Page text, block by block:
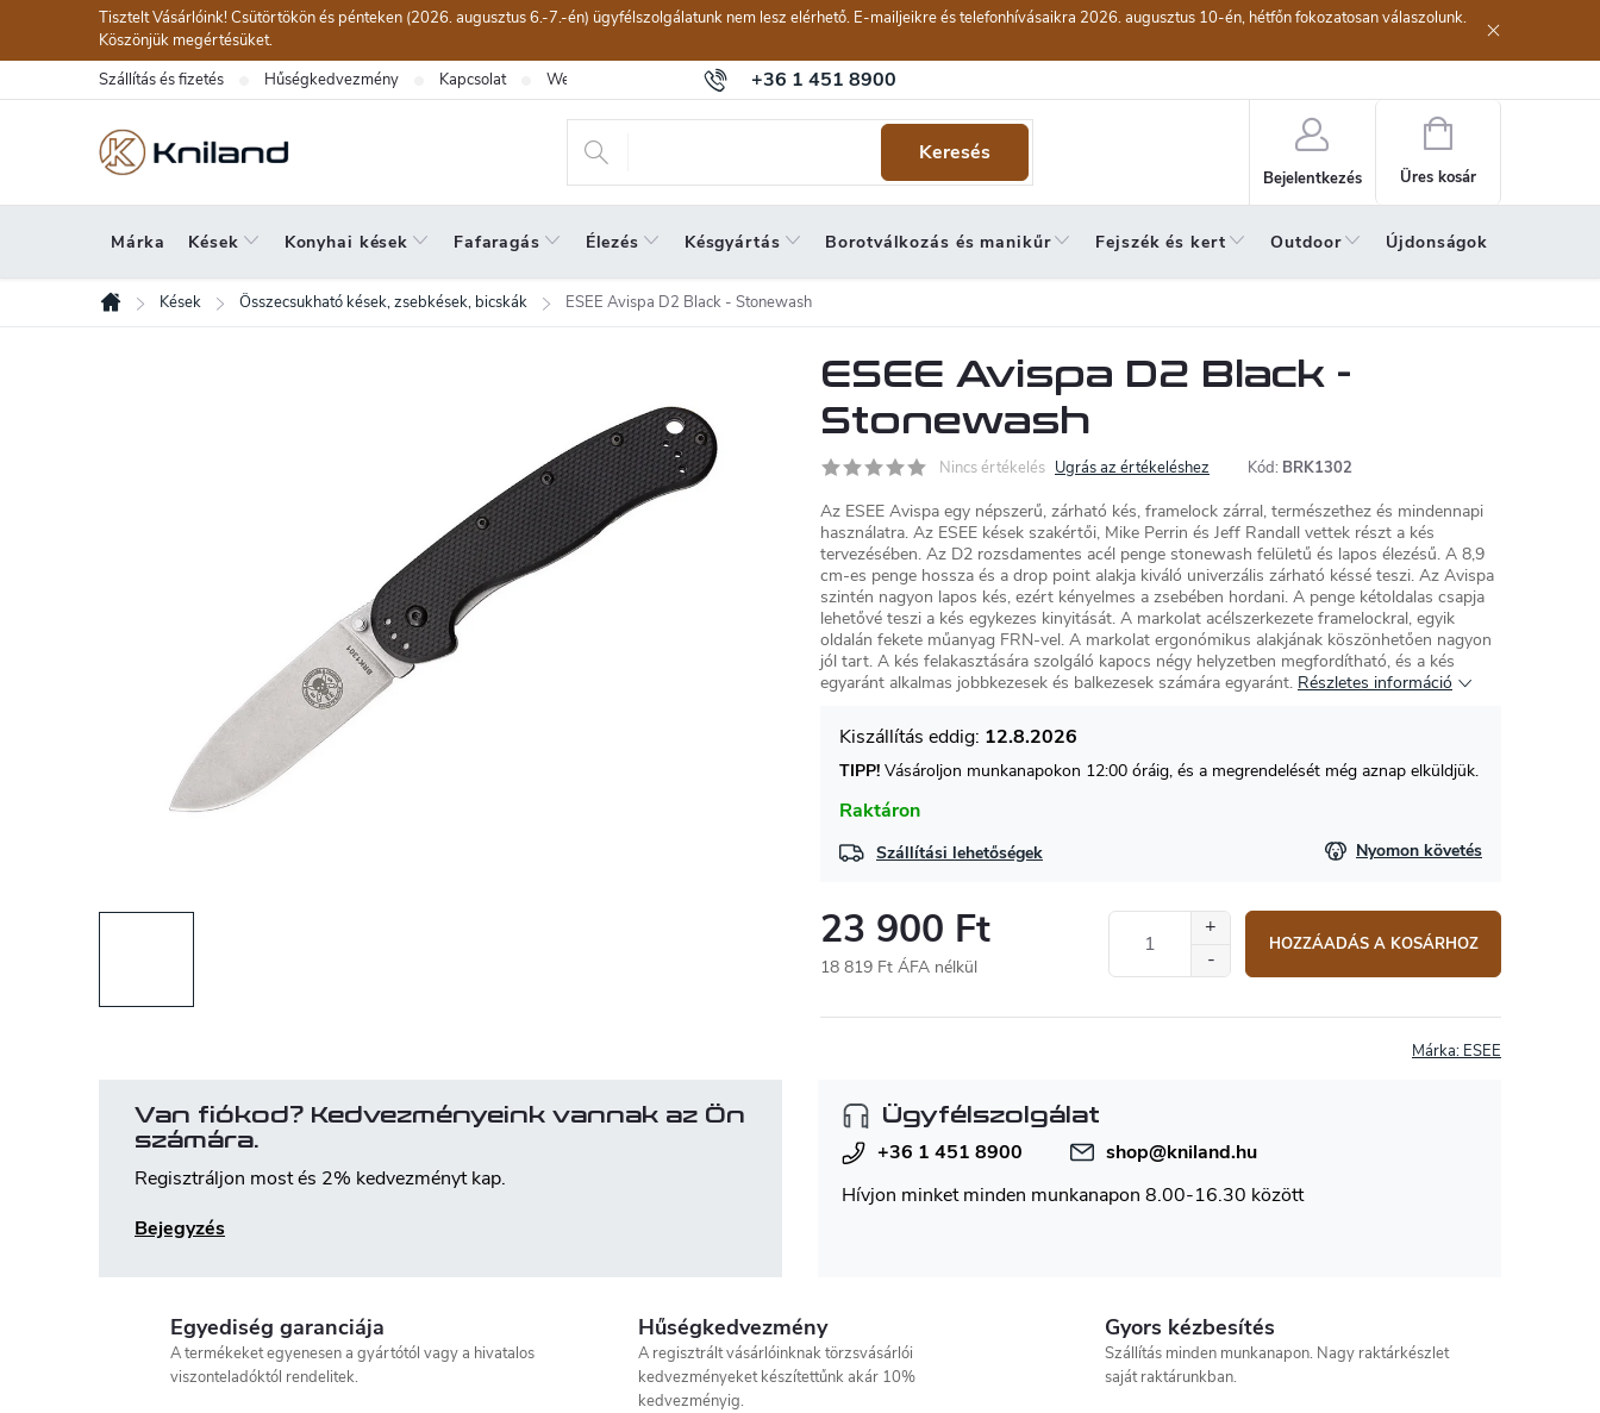
fő
tartalomhoz
Tisztelt Vásárlóink! Csütörtökön és pénteken (2026. augusztus 6.-7.-én) ügyfélszolgálatunk nem lesz elérhető. E-mailjeikre és telefonhívásaikra 2026. augusztus 10-én, hétfőn fokozatosan válaszolunk.
Köszönjük megértésüket.
+36 1 451 8900
Szállítás és fizetés Hűségkedvezmény Kapcsolat Webáruház értékelése Általános szerződési feltételek
Keresés
Bejelentkezés
Kosár
Üres kosár
Márka Kések Konyhai kések Fafaragás Élezés Késgyártás Borotválkozás és manikűr Fejszék és kert Outdoor Újdonságok
Kezdőlap
Kések Összecsukható kések, zsebkések, bicskák ESEE Avispa D2 Black - Stonewash
ESEE Avispa D2 Black -
Stonewash
Nincs értékelés Ugrás az értékeléshez Kód: BRK1302
Az ESEE Avispa egy népszerű, zárható kés, framelock zárral, természethez és mindennapi
használatra. Az ESEE kések szakértői, Mike Perrin és Jeff Randall vettek részt a kés
tervezésében. Az D2 rozsdamentes acél penge stonewash felületű és lapos élezésű. A 8,9
cm-es penge hossza és a drop point alakja kiváló univerzális zárható késsé teszi. Az Avispa
szintén nagyon lapos kés, ezért kényelmes a zsebében hordani. A penge kétoldalas csapja
lehetővé teszi a kés egykezes kinyitását. A markolat acélszerkezete framelockral, egyik
oldalán fekete műanyag FRN-vel. A markolat ergonómikus alakjának köszönhetően nagyon
jól tart. A kés felakasztására szolgáló kapocs négy helyzetben megfordítható, és a kés
egyaránt alkalmas jobbkezesek és balkezesek számára egyaránt. Részletes információ
Raktáron
12.8.2026
TIPP! Vásároljon munkanapokon 12:00 óráig, és a megrendelését még aznap elküldjük.
Szállítási lehetőségek Nyomon követés
23 900 Ft
18 819 Ft ÁFA nélkül
HOZZÁADÁS A KOSÁRHOZ
Márka: ESEE
Van fiókod? Kedvezményeink vannak az Ön
számára.
Regisztráljon most és 2% kedvezményt kap.
Bejegyzés
Ügyfélszolgálat
+36 1 451 8900
shop@kniland.hu
Hívjon minket minden munkanapon 8.00-16.30 között
Egyediség garanciája
A termékeket egyenesen a gyártótól vagy a hivatalos
viszonteladóktól rendelitek.
Hűségkedvezmény
A regisztrált vásárlóinknak törzsvásárlói
kedvezményeket készítettűnk akár 10%
kedvezményig.
Gyors kézbesítés
Szállítás minden munkanapon. Nagy raktárkészlet
saját raktárunkban.